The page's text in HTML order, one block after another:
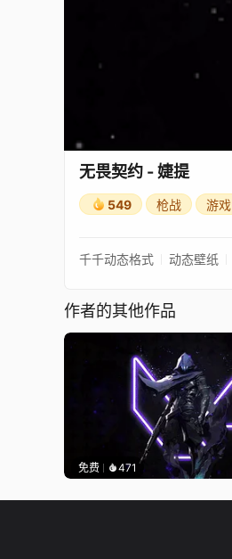
无畏契约 - 婕提
549 枪战 游戏
千千动态格式 动态壁纸
作者的其他作品
免费 471